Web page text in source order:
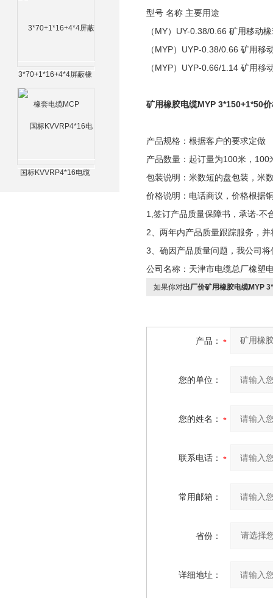
3*70+1*16+4*4屏蔽橡
国标KVVRP4*16电缆
型号 名称 主要用途
（MY）UY-0.38/0.66 矿用移动
（MYP）UYP-0.38/0.66 矿用
（MYP）UYP-0.66/1.14 矿用
矿用橡胶电缆MYP 3*150+1*50
产品规格：根据客户的要求定做
产品数量：起订量为100米，100
包装说明：米数短的盘包装，米
价格说明：电话商议，价格根据
1,签订产品质量保障书，承诺-不
2、两年内产品质量跟踪服务，
3、确因产品质量问题，我公司
公司名称：天津市电缆总厂橡塑
如果你对出厂价矿用橡胶电缆MYP
产品：
您的单位：
您的姓名：
联系电话：
常用邮箱：
省份：
详细地址：